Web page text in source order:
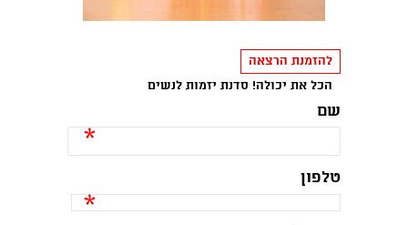
להזמנת הרצאה
הכל את יכולה! סדנת יזמות לנשים
שם
*
טלפון
*